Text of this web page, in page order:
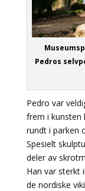
Pedros
Pedro var
frem i kunsten
rundt i parken
Spesielt
deler av
Han var sterkt
de nordiske